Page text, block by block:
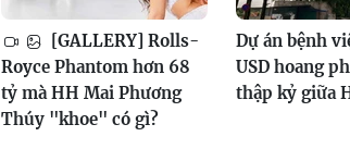
[GALLERY] Rolls-
Royce Phantom hơn 68
tỷ mà HH Mai Phương
Thúy "khoe" có gì?
Dự án bệnh
USD hoang
thập kỷ giữa